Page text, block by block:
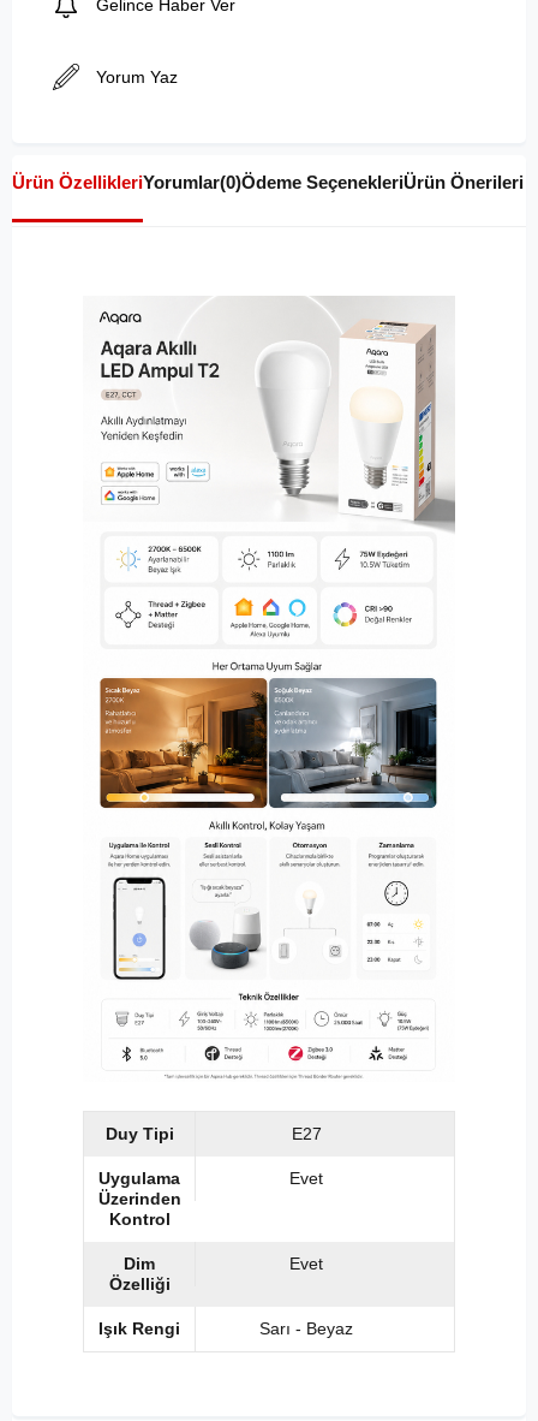
Gelince Haber Ver
Yorum Yaz
Ürün ÖzellikleriYorumlar(0)Ödeme SeçenekleriÜrün Önerileri
Duy Tipi E27
Uygulama
Üzerinden
Kontrol
Evet
Dim
Özelliği
Evet
Işık Rengi Sarı - Beyaz